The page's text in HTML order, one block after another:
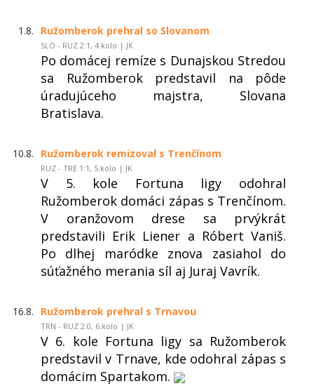
1.8. Ružomberok prehral so Slovanom
SLO - RUZ 2:1, 4.kolo | JK
Po domácej remíze s Dunajskou Stredou
sa Ružomberok predstavil na pôde
úradujúceho majstra, Slovana
Bratislava.
10.8. Ružomberok remizoval s Trenčínom
RUZ - TRE 1:1, 5.kolo | JK
V 5. kole Fortuna ligy odohral
Ružomberok domáci zápas s Trenčínom.
V oranžovom drese sa prvýkrát
predstavili Erik Liener a Róbert Vaniš.
Po dlhej maródke znova zasiahol do
súťažného merania síl aj Juraj Vavrík.
16.8. Ružomberok prehral s Trnavou
TRN - RUZ 2:0, 6.kolo | JK
V 6. kole Fortuna ligy sa Ružomberok
predstavil v Trnave, kde odohral zápas s
domácim Spartakom.